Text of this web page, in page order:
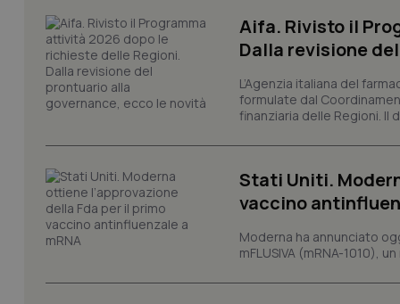
Aifa. Rivisto il
Dalla revisione
L’Agenzia italiana del
formulate dal
finanziaria delle Regioni. Il
Stati Uniti.
vaccino
Moderna ha annunciato
mFLUSIVA (mRNA-1010),
_ga